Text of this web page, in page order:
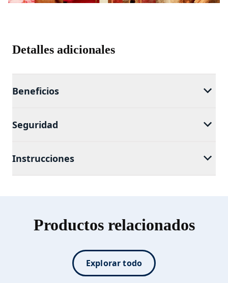
Detalles adicionales
Beneficios
Seguridad
Instrucciones
Productos relacionados
Explorar todo